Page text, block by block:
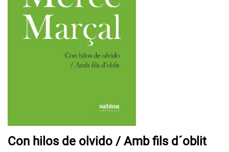
Con hilos de olvido / Amb fils d´oblit